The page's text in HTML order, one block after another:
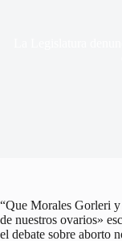
“Que Morales Gorleri
de nuestros ovarios»
el debate sobre aborto